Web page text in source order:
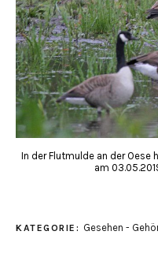
In der Flutmulde an der Oese
am
KATEGORIE: Gesehen -